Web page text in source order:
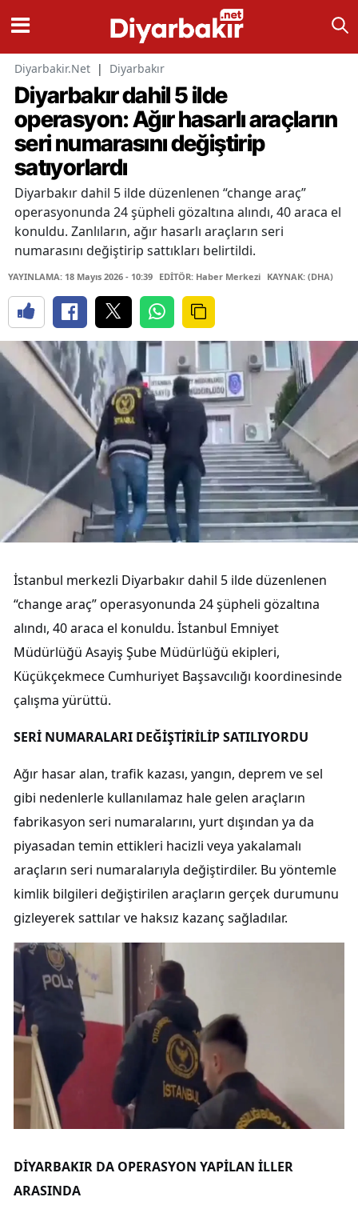
Diyarbakir.Net | Diyarbakır
Diyarbakır dahil 5 ilde
operasyon: Ağır hasarlı araçların
seri numarasını değiştirip
satıyorlardı
Diyarbakır dahil 5 ilde düzenlenen “change araç”
operasyonunda 24 şüpheli gözaltına alındı, 40 araca el
konuldu. Zanlıların, ağır hasarlı araçların seri
numarasını değiştirip sattıkları belirtildi.
YAYINLAMA: 18 Mayıs 2026 - 10:39 EDİTÖR: Haber Merkezi KAYNAK: (DHA)
İstanbul merkezli Diyarbakır dahil 5 ilde düzenlenen
“change araç” operasyonunda 24 şüpheli gözaltına
alındı, 40 araca el konuldu. İstanbul Emniyet
Müdürlüğü Asayiş Şube Müdürlüğü ekipleri,
Küçükçekmece Cumhuriyet Başsavcılığı koordinesinde
çalışma yürüttü.
SERİ NUMARALARI DEĞİŞTİRİLİP SATILIYORDU
Ağır hasar alan, trafik kazası, yangın, deprem ve sel
gibi nedenlerle kullanılamaz hale gelen araçların
fabrikasyon seri numaralarını, yurt dışından ya da
piyasadan temin ettikleri hacizli veya yakalamalı
araçların seri numaralarıyla değiştirdiler. Bu yöntemle
kimlik bilgileri değiştirilen araçların gerçek durumunu
gizleyerek sattılar ve haksız kazanç sağladılar.
DİYARBAKIR DA OPERASYON YAPİLAN İLLER
ARASINDA